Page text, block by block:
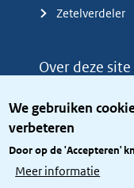
We gebruiken
verbeteren
Door op de 'Accepteren'
Meer informatie
Zetelverdeler
Over deze site
Privacy
Toegang site